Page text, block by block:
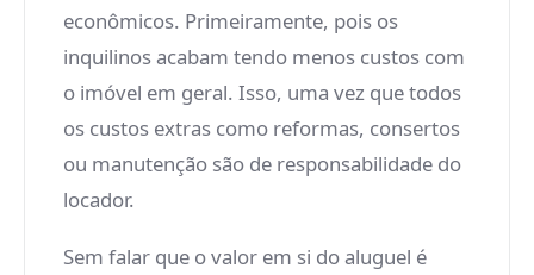
econômicos. Primeiramente, pois os
inquilinos acabam tendo menos custos com
o imóvel em geral. Isso, uma vez que todos
os custos extras como reformas, consertos
ou manutenção são de responsabilidade do
locador.
Sem falar que o valor em si do aluguel é